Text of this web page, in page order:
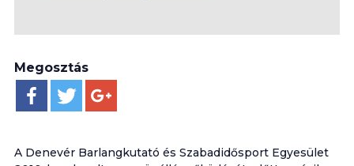
Megosztás
A Denevér Barlangkutató és Szabadidősport Egyesület